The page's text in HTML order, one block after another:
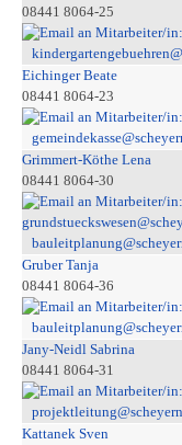
08441 8064-25
Eichinger Beate
08441 8064-23
Grimmert-Köthe Lena
08441 8064-30
Gruber Tanja
08441 8064-36
Jany-Neidl Sabrina
08441 8064-31
Kattanek Sven